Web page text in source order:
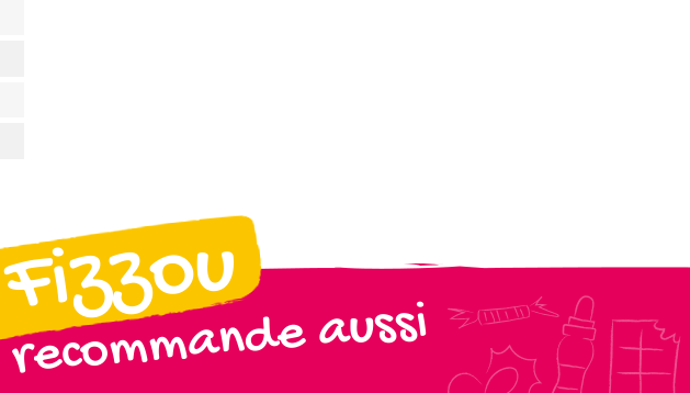
Fizzou
recommande aussi